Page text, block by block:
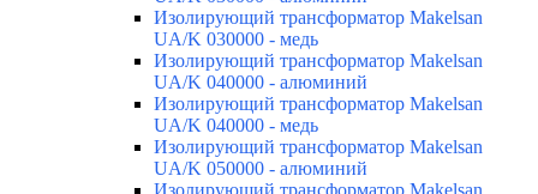
Изолирующий трансформатор Makelsan
UA/K 030000 - медь
Изолирующий трансформатор Makelsan
UA/K 040000 - алюминий
Изолирующий трансформатор Makelsan
UA/K 040000 - медь
Изолирующий трансформатор Makelsan
UA/K 050000 - алюминий
Изолирующий трансформатор Makelsan